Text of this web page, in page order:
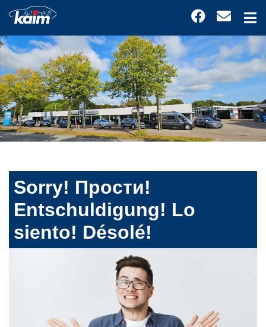
Sorry! Прости!
Entschuldigung! Lo
siento! Désolé!